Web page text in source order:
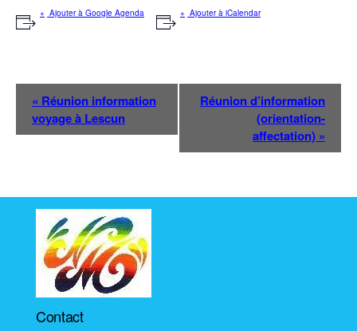
Ajouter à Google Agenda Ajouter à iCalendar
N
v
a
« Réunion information
voyage à Lescun
Réunion d’information
(orientation-
affectation) »
Contact